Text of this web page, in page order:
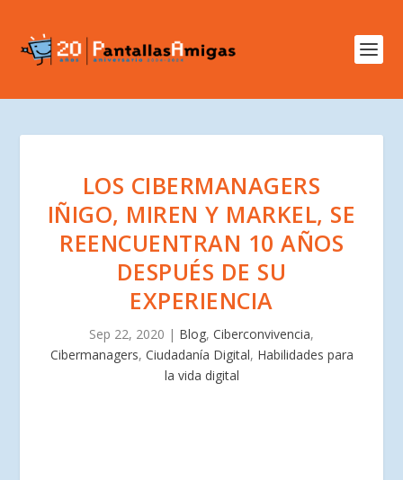
LOS CIBERMANAGERS
IÑIGO, MIREN Y MARKEL, SE
REENCUENTRAN 10 AÑOS
DESPUÉS DE SU
EXPERIENCIA
Sep 22, 2020 | Blog, Ciberconvivencia,
Cibermanagers, Ciudadanía Digital, Habilidades para
la vida digital